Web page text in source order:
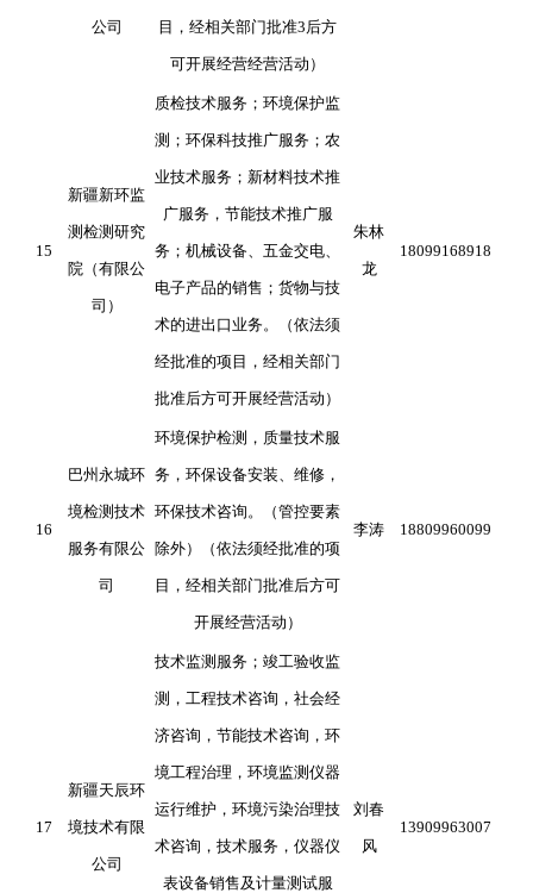
公司 目，经相关部门批准3后方
可开展经营经营活动）
15
新疆新环监
测检测研究
院（有限公
司）
质检技术服务；环境保护监
测；环保科技推广服务；农
业技术服务；新材料技术推
广服务，节能技术推广服
务；机械设备、五金交电、
电子产品的销售；货物与技
术的进出口业务。（依法须
经批准的项目，经相关部门
批准后方可开展经营活动）
朱林
龙
18099168918
16
巴州永城环
境检测技术
服务有限公
司
环境保护检测，质量技术服
务，环保设备安装、维修，
环保技术咨询。（管控要素
除外）（依法须经批准的项
目，经相关部门批准后方可
开展经营活动）
李涛 18809960099
17
新疆天辰环
境技术有限
公司
技术监测服务；竣工验收监
测，工程技术咨询，社会经
济咨询，节能技术咨询，环
境工程治理，环境监测仪器
运行维护，环境污染治理技
术咨询，技术服务，仪器仪
表设备销售及计量测试服
刘春
风
13909963007